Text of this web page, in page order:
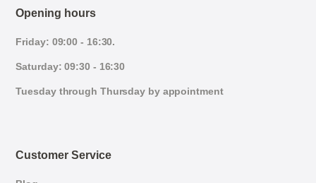
Opening hours
Friday: 09:00 - 16:30.
Saturday: 09:30 - 16:30
Tuesday through Thursday by appointment
Customer Service